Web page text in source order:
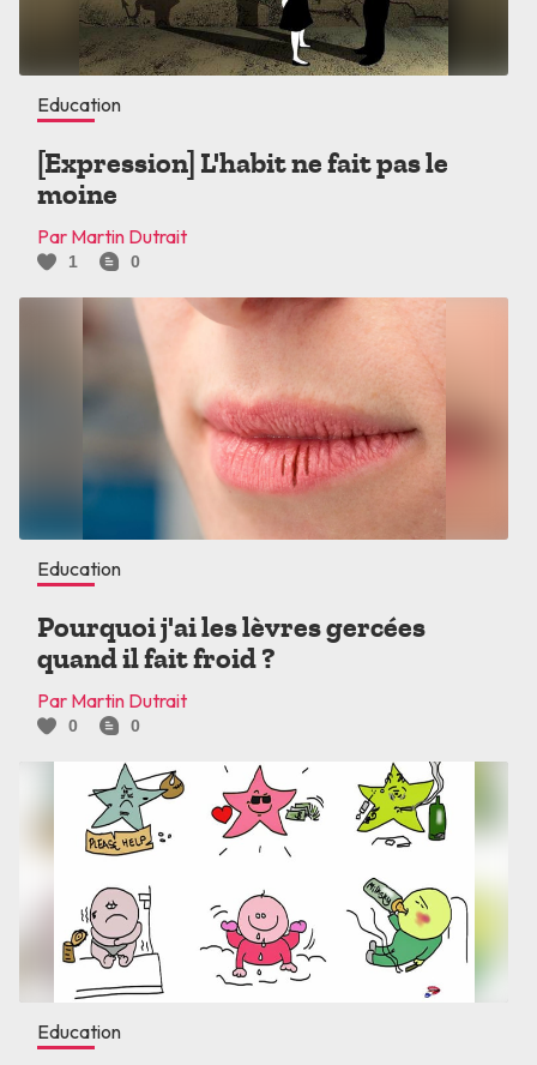
Education
[Expression] L'habit ne fait pas le
moine
Par Martin Dutrait
1 0
Education
Pourquoi j'ai les lèvres gercées
quand il fait froid ?
Par Martin Dutrait
0 0
Education